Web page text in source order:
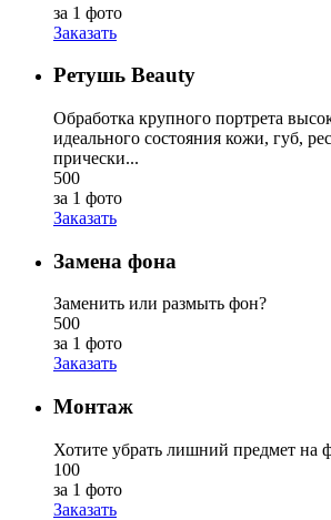
за 1 фото
Заказать
Ретушь Beauty
Обработка крупного портрета
идеального состояния кожи, губ,
прически...
500
за 1 фото
Заказать
Замена фона
Заменить или размыть фон?
500
за 1 фото
Заказать
Монтаж
Хотите убрать лишний предмет на
100
за 1 фото
Заказать